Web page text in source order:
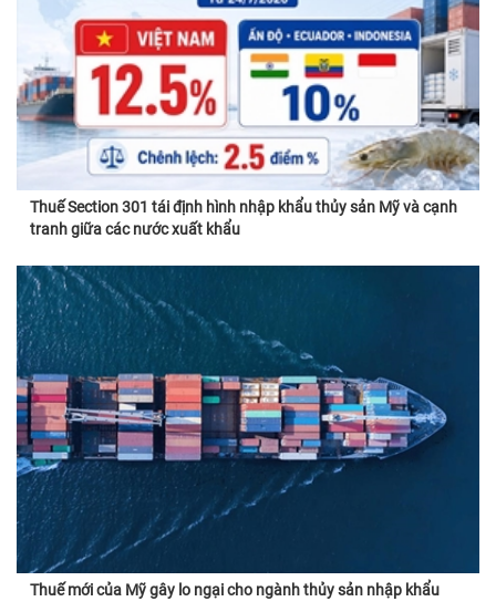
Thuế Section 301 tái định hình nhập khẩu thủy sản Mỹ và cạnh
tranh giữa các nước xuất khẩu
Thuế mới của Mỹ gây lo ngại cho ngành thủy sản nhập khẩu